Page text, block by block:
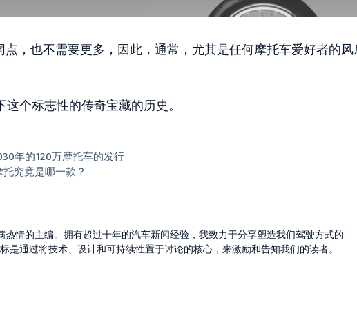
，也不需要更多，因此，通常，尤其是任何摩托车爱好者的风
个标志性的传奇宝藏的历史。
年的120万摩托车的发行
究竟是哪一款？
热情的主编。拥有超过十年的汽车新闻经验，我致力于分享塑造我们驾驶方式的
是通过将技术、设计和可持续性置于讨论的核心，来激励和告知我们的读者。